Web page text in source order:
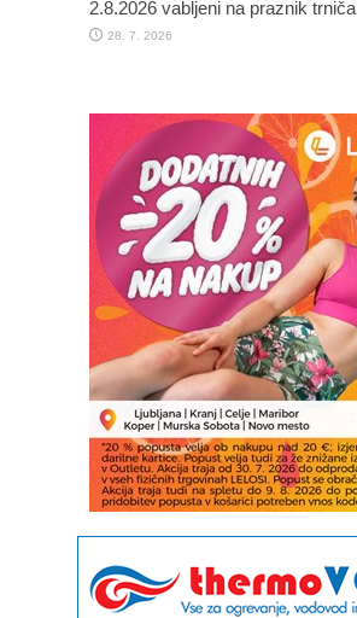
2.8.2026 vabljeni na praznik trniča
28. 7. 2026